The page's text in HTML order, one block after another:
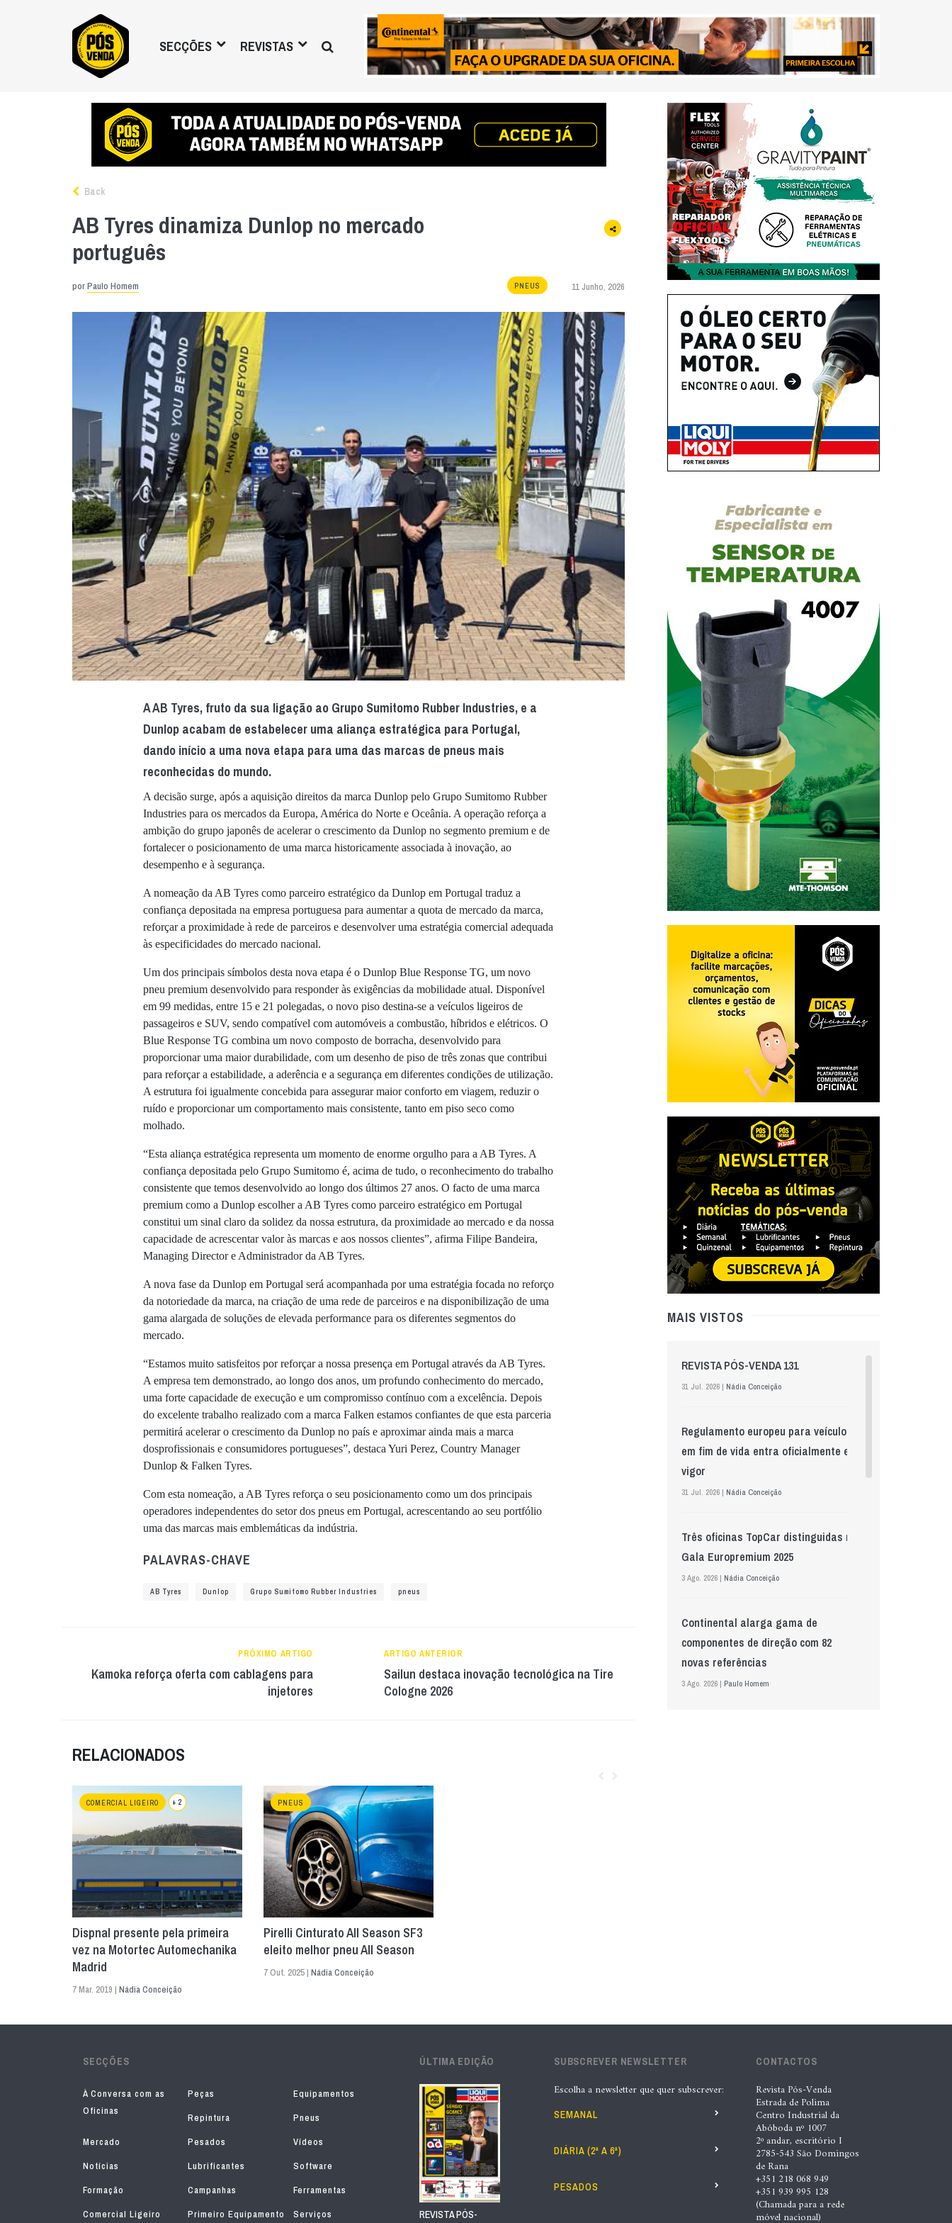
SECÇÕES REVISTAS
Back
AB Tyres dinamiza Dunlop no mercado
português
porPaulo Homem PNEUS 11 Junho, 2026
A AB Tyres, fruto da sua ligação ao Grupo Sumitomo Rubber Industries, e a
Dunlop acabam de estabelecer uma aliança estratégica para Portugal,
dando início a uma nova etapa para uma das marcas de pneus mais
reconhecidas do mundo.
A decisão surge, após a aquisição direitos da marca Dunlop pelo Grupo Sumitomo Rubber
Industries para os mercados da Europa, América do Norte e Oceânia. A operação reforça a
ambição do grupo japonês de acelerar o crescimento da Dunlop no segmento premium e de
fortalecer o posicionamento de uma marca historicamente associada à inovação, ao
desempenho e à segurança.
A nomeação da AB Tyres como parceiro estratégico da Dunlop em Portugal traduz a
confiança depositada na empresa portuguesa para aumentar a quota de mercado da marca,
reforçar a proximidade à rede de parceiros e desenvolver uma estratégia comercial adequada
às especificidades do mercado nacional.
Um dos principais símbolos desta nova etapa é o Dunlop Blue Response TG, um novo
pneu premium desenvolvido para responder às exigências da mobilidade atual. Disponível
em 99 medidas, entre 15 e 21 polegadas, o novo piso destina-se a veículos ligeiros de
passageiros e SUV, sendo compatível com automóveis a combustão, híbridos e elétricos. O
Blue Response TG combina um novo composto de borracha, desenvolvido para
proporcionar uma maior durabilidade, com um desenho de piso de três zonas que contribui
para reforçar a estabilidade, a aderência e a segurança em diferentes condições de utilização.
A estrutura foi igualmente concebida para assegurar maior conforto em viagem, reduzir o
ruído e proporcionar um comportamento mais consistente, tanto em piso seco como
molhado.
“Esta aliança estratégica representa um momento de enorme orgulho para a AB Tyres. A
confiança depositada pelo Grupo Sumitomo é, acima de tudo, o reconhecimento do trabalho
consistente que temos desenvolvido ao longo dos últimos 27 anos. O facto de uma marca
premium como a Dunlop escolher a AB Tyres como parceiro estratégico em Portugal
constitui um sinal claro da solidez da nossa estrutura, da proximidade ao mercado e da nossa
capacidade de acrescentar valor às marcas e aos nossos clientes”, afirma Filipe Bandeira,
Managing Director e Administrador da AB Tyres.
A nova fase da Dunlop em Portugal será acompanhada por uma estratégia focada no reforço
da notoriedade da marca, na criação de uma rede de parceiros e na disponibilização de uma
gama alargada de soluções de elevada performance para os diferentes segmentos do
mercado.
“Estamos muito satisfeitos por reforçar a nossa presença em Portugal através da AB Tyres.
A empresa tem demonstrado, ao longo dos anos, um profundo conhecimento do mercado,
uma forte capacidade de execução e um compromisso contínuo com a excelência. Depois
do excelente trabalho realizado com a marca Falken estamos confiantes de que esta parceria
permitirá acelerar o crescimento da Dunlop no país e aproximar ainda mais a marca
dosprofissionais e consumidores portugueses”, destaca Yuri Perez, Country Manager
Dunlop & Falken Tyres.
Com esta nomeação, a AB Tyres reforça o seu posicionamento como um dos principais
operadores independentes do setor dos pneus em Portugal, acrescentando ao seu portfólio
uma das marcas mais emblemáticas da indústria.
PALAVRAS-CHAVE
AB Tyres Dunlop Grupo Sumitomo Rubber Industries pneus
PRÓXIMO ARTIGO
Kamoka reforça oferta com cablagens para
injetores
ARTIGO ANTERIOR
Sailun destaca inovação tecnológica na Tire
Cologne 2026
RELACIONADOS
COMERCIAL LIGEIRO + 2
Dispnal presente pela primeira
vez na Motortec Automechanika
Madrid
7 Mar. 2019 | Nádia Conceição
PNEUS
Pirelli Cinturato All Season SF3
eleito melhor pneu All Season
7 Out. 2025 | Nádia Conceição
MAIS VISTOS
REVISTA PÓS-VENDA 131
31 Jul. 2026 | Nádia Conceição
Regulamento europeu para veículos
em fim de vida entra oficialmente em
vigor
31 Jul. 2026 | Nádia Conceição
Três oficinas TopCar distinguidas na
Gala Europremium 2025
3 Ago. 2026 | Nádia Conceição
Continental alarga gama de
componentes de direção com 82
novas referências
3 Ago. 2026 | Paulo Homem
clientes a identificar oportunidades
processo de reparação””, Tiago
Matias, INDASA
Nádia Conceição
Automechanika marca nova fase da
expansão europeia da XTOOL
Nádia Conceição
SECÇÕES
À Conversa com as
Oficinas
Peças
Equipamentos
Repintura
Pneus
Mercado
Pesados
Vídeos
Notícias
Lubrificantes
Software
Formação
Campanhas
Ferramentas
Comercial Ligeiro
Primeiro Equipamento Serviços
ÚLTIMA EDIÇÃO
REVISTA PÓS-
SUBSCREVER NEWSLETTER
Escolha a newsletter que quer subscrever:
SEMANAL
DIÁRIA (2ª A 6ª)
PESADOS
CONTACTOS
Revista Pós-Venda
Estrada de Polima
Centro Industrial da
Abóboda nº 1007
2º andar, escritório I
2785-543 São Domingos
de Rana
+351 218 068 949
+351 939 995 128
(Chamada para a rede
móvel nacional)